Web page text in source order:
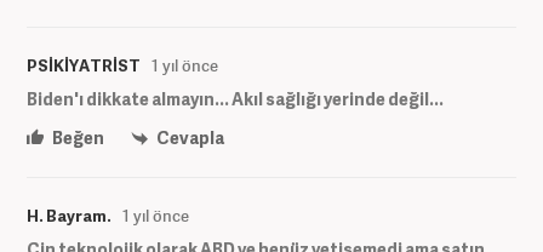
PSİKİYATRİST 1 yıl önce
Biden'ı dikkate almayın... Akıl sağlığı yerinde değil...
Beğen
Cevapla
H. Bayram. 1 yıl önce